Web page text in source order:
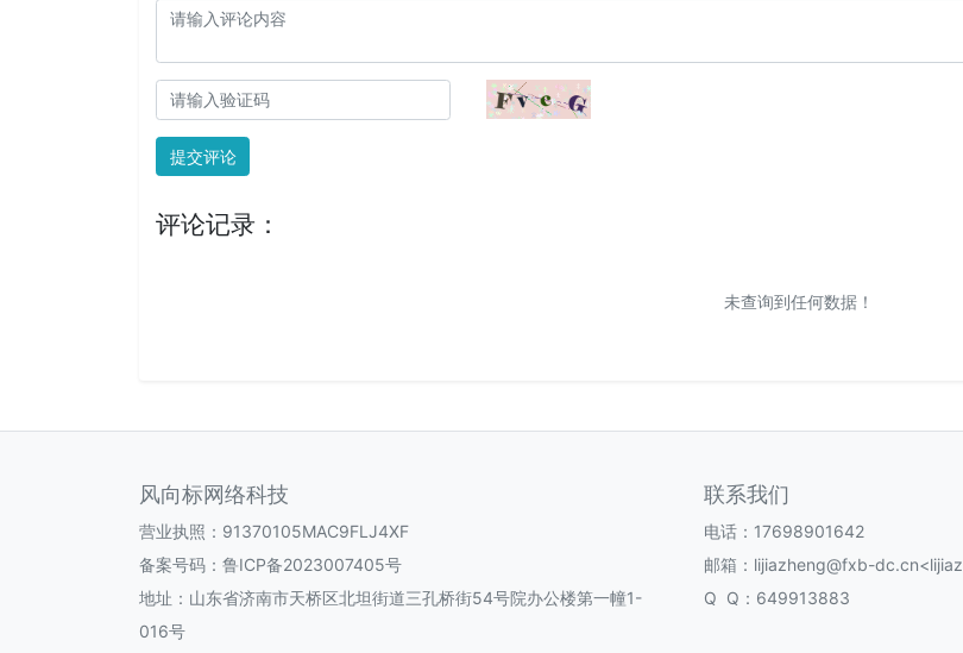
提交评论
评论记录：
未查询到任何数据！
风向标网络科技
营业执照：91370105MAC9FLJ4XF
备案号码： 鲁ICP备2023007405号
地址：山东省济南市天桥区北坦街道三孔桥街54号院办公楼第一幢1-
016号
联系我们
电话：17698901642
邮箱：lijiazheng@fxb-dc.cn<lijiaz
Q Q：649913883